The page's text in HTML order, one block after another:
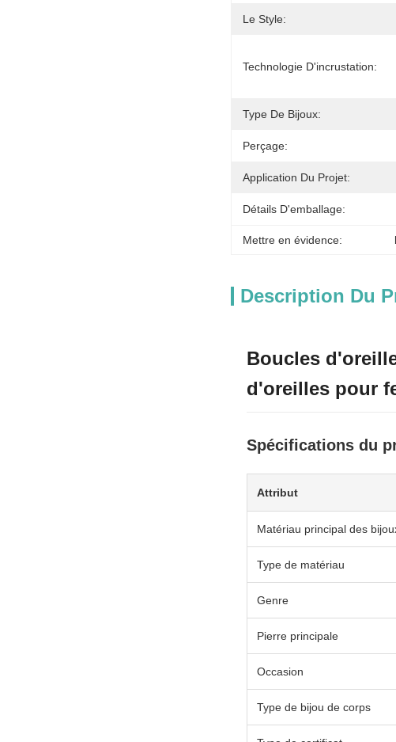
Le Style:
Technologie D'incrustation:
Type De Bijoux:
Perçage:
Application Du Projet:
Détails D'emballage:
Mettre en évidence:
Description Du
Boucles
d'oreilles pour
Spécifications du
Attribut
Matériau principal des
Type de matériau
Genre
Pierre principale
Occasion
Type de bijou de corps